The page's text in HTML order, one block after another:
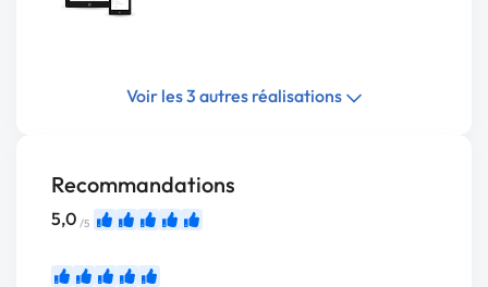
Voir les 3 autres réalisations
Recommandations
5,0 /5